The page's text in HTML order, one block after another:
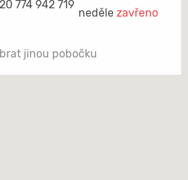
774 942 719
neděle zavřeno
jinou pobočku